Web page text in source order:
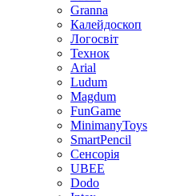
Granna
Калейдоскоп
Логосвіт
Технок
Arial
Ludum
Magdum
FunGame
MinimanyToys
SmartPencil
Сенсорія
UBEE
Dodo